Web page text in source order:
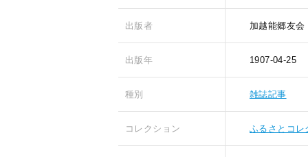
出版者 加越能郷友会
出版年 1907-04-25
種別 雑誌記事
コレクション ふるさとコレ